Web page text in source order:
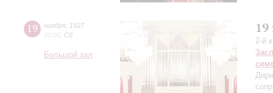
19 ноября
1927
20:00 Сб
Большой зал
2-й